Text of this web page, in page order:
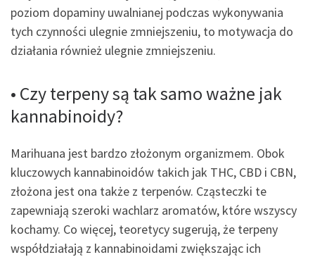
poziom dopaminy uwalnianej podczas wykonywania
tych czynności ulegnie zmniejszeniu, to motywacja do
działania również ulegnie zmniejszeniu.
• Czy terpeny są tak samo ważne jak
kannabinoidy?
Marihuana jest bardzo złożonym organizmem. Obok
kluczowych kannabinoidów takich jak THC, CBD i CBN,
złożona jest ona także z terpenów. Cząsteczki te
zapewniają szeroki wachlarz aromatów, które wszyscy
kochamy. Co więcej, teoretycy sugerują, że terpeny
współdziałają z kannabinoidami zwiększając ich